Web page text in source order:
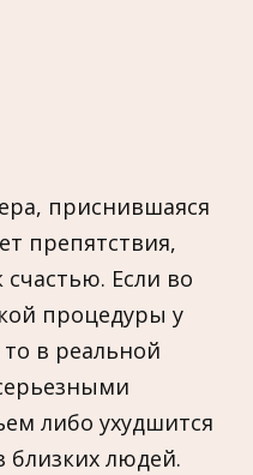
приснившаяся
препятствия,
Если во
процедуры у
в реальной
либо ухудшится
близких людей.